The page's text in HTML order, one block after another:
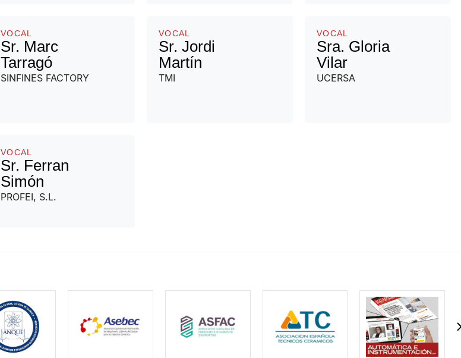
VOCAL
Sr. Marc
Tarragó
SINFINES FACTORY
VOCAL
Sr. Jordi
Martín
TMI
VOCAL
Sra. Gloria
Vilar
UCERSA
VOCAL
Sr. Ferran
Simón
PROFEI, S.L.